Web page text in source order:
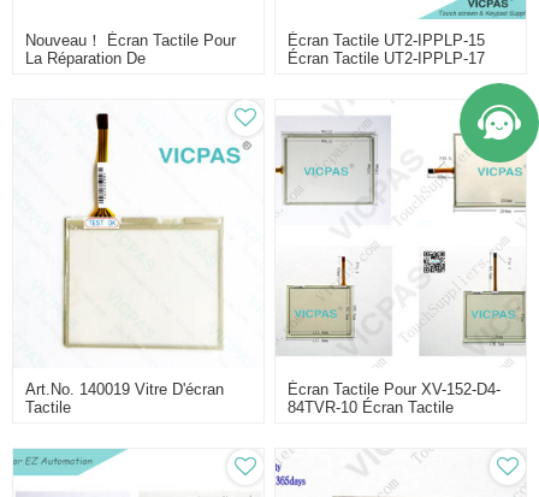
Nouveau！ Écran Tactile Pour
La Réparation De
Tactile XBTGT7340
Écran Tactile UT2-IPPLP-15
Écran Tactile UT2-IPPLP-17
Art.No. 140019 Vitre D'écran
Tactile
Écran Tactile Pour XV-152-D4-
84TVR-10 Écran Tactile
De Remplacement